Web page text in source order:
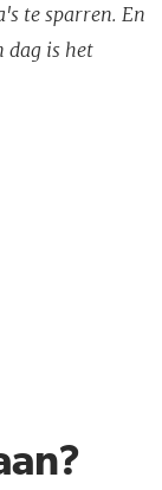
te sparren. En
dag is het